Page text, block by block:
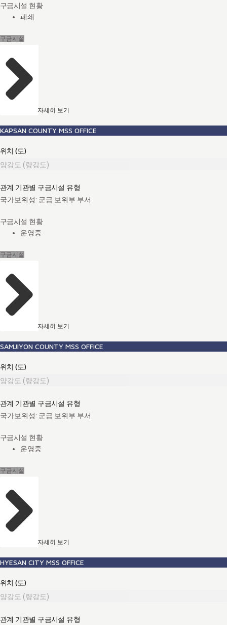
구금시설 현황
폐쇄
구금시설
자세히 보기
KAPSAN COUNTY MSS OFFICE
위치 (도)
양강도 (량강도)
관계 기관별 구금시설 유형
국가보위성: 군급 보위부 부서
구금시설 현황
운영중
구금시설
자세히 보기
SAMJIYON COUNTY MSS OFFICE
위치 (도)
양강도 (량강도)
관계 기관별 구금시설 유형
국가보위성: 군급 보위부 부서
구금시설 현황
운영중
구금시설
자세히 보기
HYESAN CITY MSS OFFICE
위치 (도)
양강도 (량강도)
관계 기관별 구금시설 유형